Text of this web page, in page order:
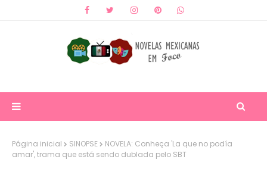
Página inicial SINOPSE
NOVELA: Conheça 'La que no podía
amar', trama que está sendo dublada pelo SBT